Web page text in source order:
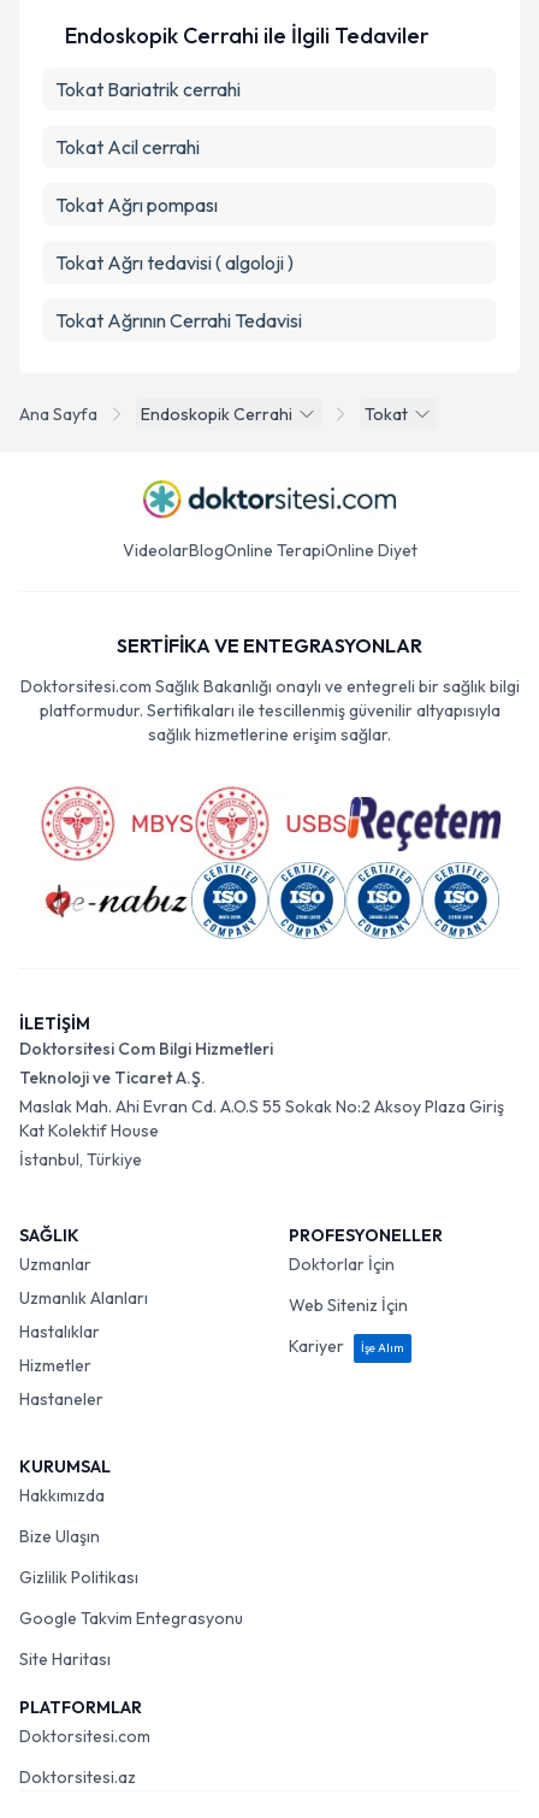
Ana Sayfa Endoskopik Cerrahi Tokat
Endoskopik Cerrahi ile İlgili Tedaviler
Tokat Bariatrik cerrahi
Tokat Acil cerrahi
Tokat Ağrı pompası
Tokat Ağrı tedavisi ( algoloji )
Tokat Ağrının Cerrahi Tedavisi
VideolarBlogOnline TerapiOnline Diyet
SERTİFİKA VE ENTEGRASYONLAR
Doktorsitesi.com Sağlık Bakanlığı onaylı ve entegreli bir sağlık bilgi
platformudur. Sertifikaları ile tescillenmiş güvenilir altyapısıyla
sağlık hizmetlerine erişim sağlar.
İLETİŞİM
Doktorsitesi Com Bilgi Hizmetleri
Teknoloji ve Ticaret A.Ş.
Maslak Mah. Ahi Evran Cd. A.O.S 55 Sokak No:2 Aksoy Plaza Giriş
Kat Kolektif House
İstanbul, Türkiye
SAĞLIK
Uzmanlar
Uzmanlık Alanları
Hastalıklar
Hizmetler
Hastaneler
PROFESYONELLER
Doktorlar İçin
Web Siteniz İçin
Kariyer
İşe Alım
KURUMSAL
Hakkımızda
Bize Ulaşın
Gizlilik Politikası
Google Takvim Entegrasyonu
Site Haritası
PLATFORMLAR
Doktorsitesi.com
Doktorsitesi.az